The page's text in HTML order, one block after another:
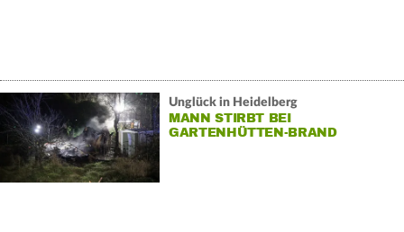
Unglück in Heidelberg
MANN STIRBT BEI
GARTENHÜTTEN-BRAND